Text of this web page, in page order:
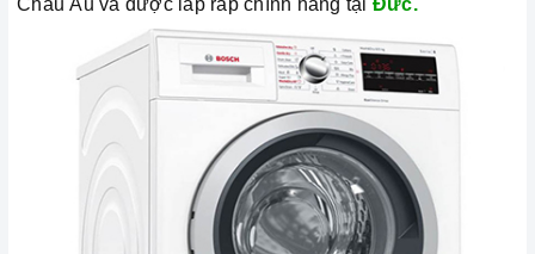
Châu Âu và được lắp ráp chính hãng tại Đức.